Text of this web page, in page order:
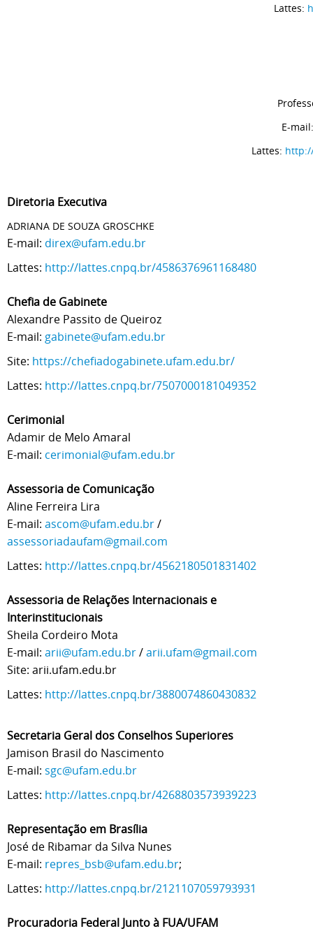
Lattes:
E-
Lattes:
Diretoria Executiva
ADRIANA DE SOUZA GROSCHKE
E-mail: direx@ufam.edu.br
Lattes: http://lattes.cnpq.br/4586376961168480
Chefia de Gabinete
Alexandre Passito de Queiroz
E-mail: gabinete@ufam.edu.br
Site: https://chefiadogabinete.ufam.edu.br/
Lattes: http://lattes.cnpq.br/7507000181049352
Cerimonial
Adamir de Melo Amaral
E-mail: cerimonial@ufam.edu.br
Assessoria de Comunicação
Aline Ferreira Lira
E-mail: ascom@ufam.edu.br/
assessoriadaufam@gmail.com
Lattes: http://lattes.cnpq.br/4562180501831402
Assessoria de Relações Internacionais e
Interinstitucionais
Sheila Cordeiro Mota
E-mail: arii@ufam.edu.br/arii.ufam@gmail.com
Site: arii.ufam.edu.br
Lattes: http://lattes.cnpq.br/3880074860430832
Secretaria Geral dos Conselhos Superiores
Jamison Brasil do Nascimento
E-mail: sgc@ufam.edu.br
Lattes: http://lattes.cnpq.br/4268803573939223
Representação em Brasília
José de Ribamar da Silva Nunes
E-mail: repres_bsb@ufam.edu.br;
Lattes: http://lattes.cnpq.br/2121107059793931
Procuradoria Federal Junto à FUA/UFAM